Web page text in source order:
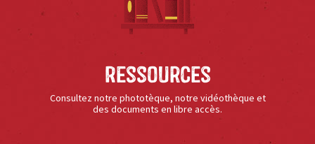
Ressources
Consultez notre phototèque, notre vidéothèque et
des documents en libre accès.